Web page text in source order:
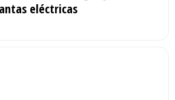
eléctricas